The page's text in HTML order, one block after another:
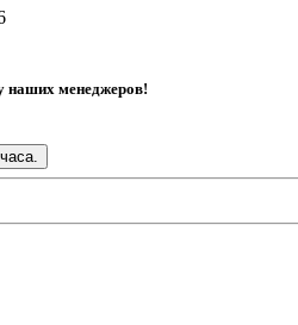
наших менеджеров!